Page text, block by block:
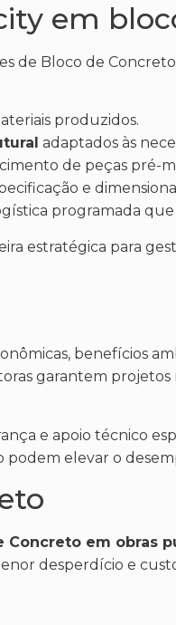
em
de Bloco de
produzidos.
adaptados às
de peças pré-
e
programada
estratégica para
benefícios
garantem
e apoio técnico
elevar o
em obras
desperdício e